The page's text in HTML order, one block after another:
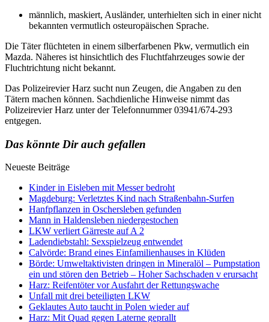
männlich, maskiert, Ausländer, unterhielten sich in einer nicht
bekannten vermutlich osteuropäischen Sprache.
Die Täter flüchteten in einem silberfarbenen Pkw, vermutlich ein
Mazda. Näheres ist hinsichtlich des Fluchtfahrzeuges sowie der
Fluchtrichtung nicht bekannt.
Das Polizeirevier Harz sucht nun Zeugen, die Angaben zu den
Tätern machen können. Sachdienliche Hinweise nimmt das
Polizeirevier Harz unter der Telefonnummer 03941/674-293
entgegen.
Das könnte Dir auch gefallen
Neueste Beiträge
Kinder in Eisleben mit Messer bedroht
Magdeburg: Verletztes Kind nach Straßenbahn-Surfen
Hanfpflanzen in Oschersleben gefunden
Mann in Haldensleben niedergestochen
LKW verliert Gärreste auf A 2
Ladendiebstahl: Sexspielzeug entwendet
Calvörde: Brand eines Einfamilienhauses in Klüden
Börde: Umweltaktivisten dringen in Mineralöl – Pumpstation
ein und stören den Betrieb – Hoher Sachschaden v erursacht
Harz: Reifentöter vor Ausfahrt der Rettungswache
Unfall mit drei beteiligten LKW
Geklautes Auto taucht in Polen wieder auf
Harz: Mit Quad gegen Laterne geprallt